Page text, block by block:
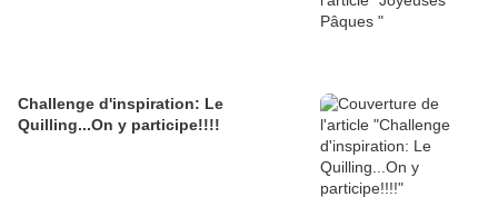
Challenge d'inspiration: Le
Quilling...On y participe!!!!